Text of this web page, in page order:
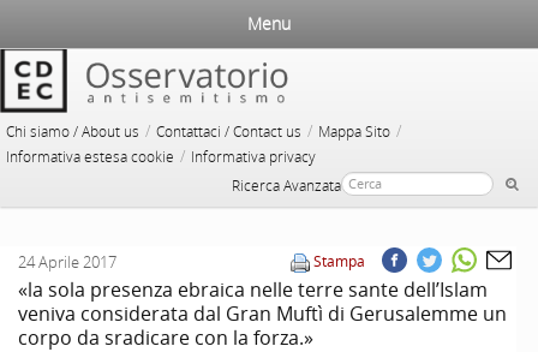
Chi siamo / About us / Contattaci / Contact us / Mappa Sito /
Informativa estesa cookie / Informativa privacy
Ricerca Avanzata
Menu
Stampa
24 Aprile 2017
«la sola presenza ebraica nelle terre sante dell’Islam
veniva considerata dal Gran Muftì di Gerusalemme un
corpo da sradicare con la forza.»